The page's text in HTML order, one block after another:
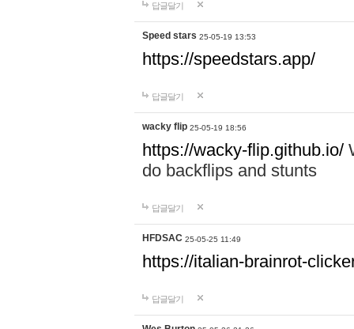
답글달기
Speed stars 25-05-19 13:53
https://speedstars.app/
답글달기
wacky flip 25-05-19 18:56
https://wacky-flip.github.io/
do backflips and stunts
답글달기
HFDSAC 25-05-25 11:49
https://italian-brainrot-
답글달기